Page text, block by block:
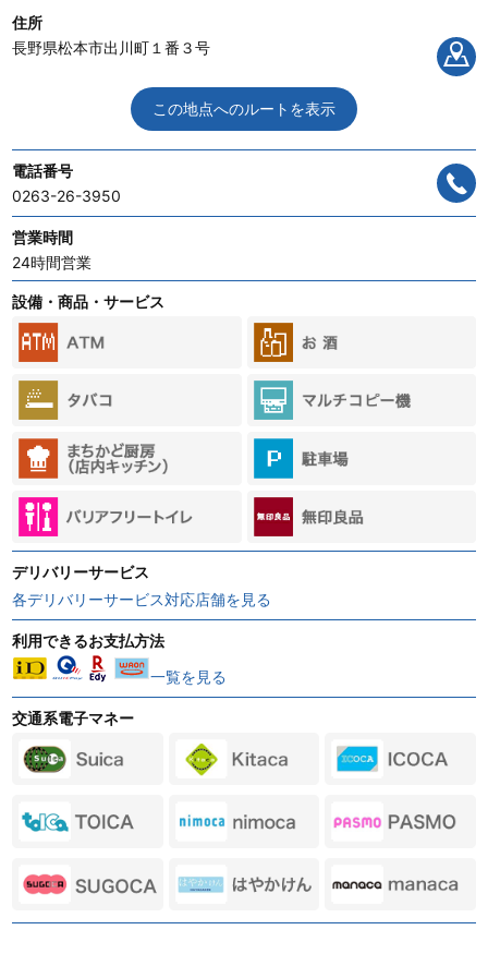
住所
長野県松本市出川町１番３号
この地点へのルートを表示
電話番号
0263-26-3950
営業時間
24時間営業
設備・商品・サービス
デリバリーサービス
各デリバリーサービス対応店舗を見る
利用できるお支払方法
一覧を見る
交通系電子マネー